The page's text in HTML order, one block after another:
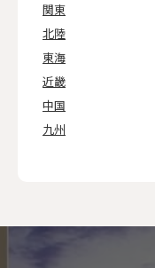
関東
北陸
東海
近畿
中国
九州